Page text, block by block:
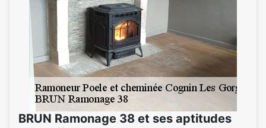
BRUN Ramonage 38 et ses aptitudes